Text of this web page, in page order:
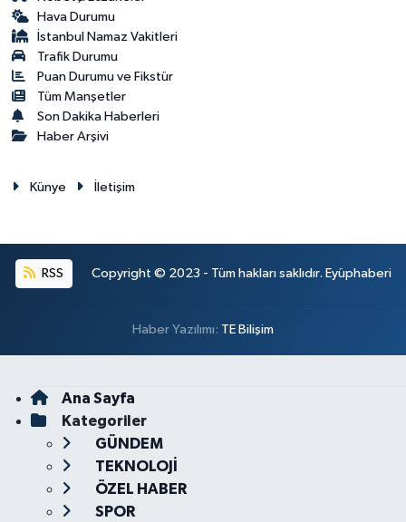
Hava Durumu
İstanbul Namaz Vakitleri
Trafik Durumu
Puan Durumu ve Fikstür
Tüm Manşetler
Son Dakika Haberleri
Haber Arşivi
Künye İletişim
RSS Copyright © 2023 - Tüm hakları saklıdır. Eyüphaberi
Haber Yazılımı: TE Bilişim
Ana Sayfa
Kategoriler
GÜNDEM
TEKNOLOJİ
ÖZEL HABER
SPOR